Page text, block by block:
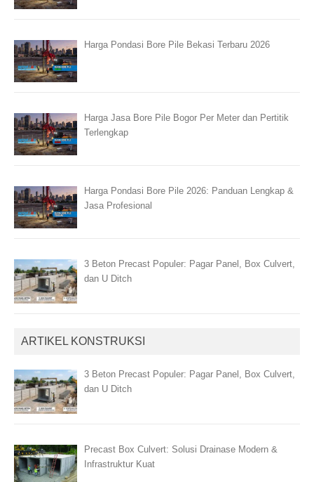
Harga Pondasi Bore Pile Bekasi Terbaru 2026
Harga Jasa Bore Pile Bogor Per Meter dan Pertitik
Terlengkap
Harga Pondasi Bore Pile 2026: Panduan Lengkap &
Jasa Profesional
3 Beton Precast Populer: Pagar Panel, Box Culvert,
dan U Ditch
ARTIKEL KONSTRUKSI
3 Beton Precast Populer: Pagar Panel, Box Culvert,
dan U Ditch
Precast Box Culvert: Solusi Drainase Modern &
Infrastruktur Kuat